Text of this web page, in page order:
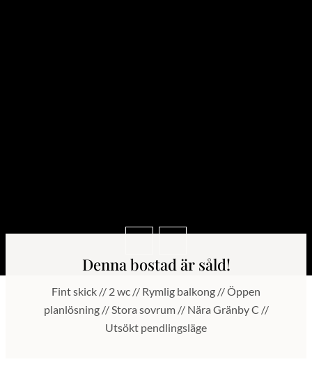
Denna bostad är såld!
Fint skick // 2 wc // Rymlig balkong // Öppen
planlösning // Stora sovrum // Nära Gränby C //
Utsökt pendlingsläge